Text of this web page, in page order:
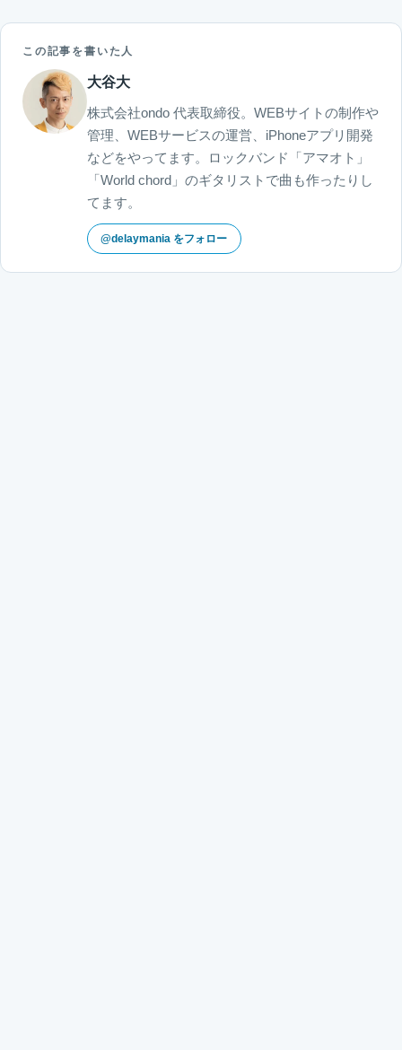
この記事を書いた人
大谷大
株式会社ondo 代表取締役。WEBサイトの制作や
管理、WEBサービスの運営、iPhoneアプリ開発
などをやってます。ロックバンド「アマオト」
「World chord」のギタリストで曲も作ったりし
てます。
@delaymania をフォロー